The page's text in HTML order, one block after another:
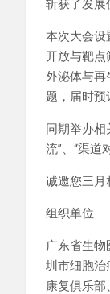
斩获了发展
本次大会设
开放与靶点
外泌体与再
题，届时预
同期举办相
流”、“渠道
诚邀您三月
组织单位
广东省生
圳市细胞治
康复俱乐